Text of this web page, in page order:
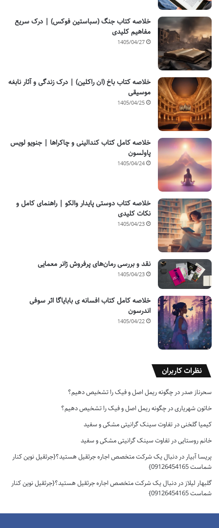
خلاصه کتاب جنگ (سباستین فوکس) | درک سریع
مفاهیم کلیدی
1405/04/27
خلاصه کتاب باخ (ان راکلین) | درک زندگی و آثار نابغه
موسیقی
1405/04/25
خلاصه کامل کتاب کندالینی و چاکراها | جنویو لویس
پاولسون
1405/04/24
خلاصه کتاب دوستی پایدار والکو | راهنمای کامل و
نکات کلیدی
1405/04/23
نقد و بررسی رمان‌های پرفروش ژانر معمایی
1405/04/23
خلاصه کامل کتاب افسانه ی بابایاگا اثر سوفی
اندرسون
1405/04/22
نظرات کاربران
سحرناز صدر در چگونه ریمل اصل و فیک را تشخیص دهیم؟
خاتون شهریاریدر چگونه ریمل اصل و فیک را تشخیص دهیم؟
کیمیا گلخنیدر تفاوت سینک گرانیتی مشکی و سفید
خانم روستاییدر تفاوت سینک گرانیتی مشکی و سفید
پریسا آبیار در دنبال یک شرکت متخصص اجاره جرثقیل هستید؟{جرثقیل نوین کنار
شماست 09126454165}
گلبهار لیلاز در دنبال یک شرکت متخصص اجاره جرثقیل هستید؟{جرثقیل نوین کنار
شماست 09126454165}